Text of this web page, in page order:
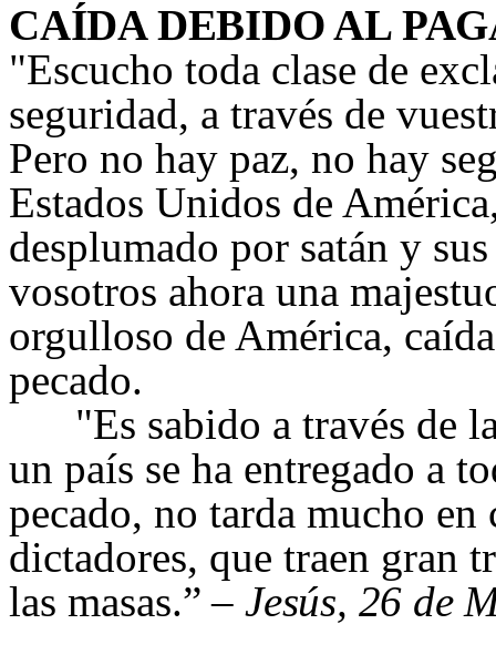
CAÍDA DEBIDO AL
"Escucho toda clase de
seguridad, a través de
Pero no hay paz, no hay
Estados Unidos de
desplumado por satán y
vosotros ahora una
orgulloso de América,
pecado.
"Es sabido a través de
un país se ha entregado a
pecado, no tarda mucho en
dictadores, que traen gran
las masas.”– Jesús, 26 de